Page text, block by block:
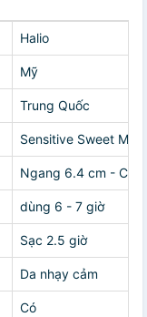
Halio
Mỹ
Trung Quốc
Sensitive Sweet Mint
Ngang 6.4 cm -
dùng 6 - 7 giờ
Sạc 2.5 giờ
Da nhạy cảm
Có